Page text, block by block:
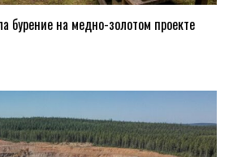
бурение на медно-золотом проекте